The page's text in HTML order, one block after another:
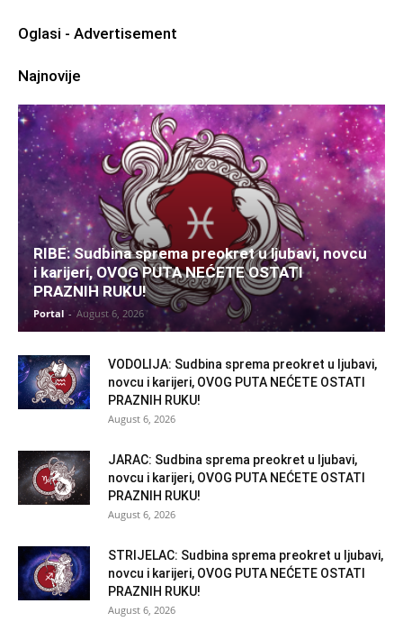
Oglasi - Advertisement
Najnovije
RIBE: Sudbina sprema preokret u ljubavi, novcu
i karijeri, OVOG PUTA NEĆETE OSTATI
PRAZNIH RUKU!
Portal - August 6, 2026
VODOLIJA: Sudbina sprema preokret u ljubavi,
novcu i karijeri, OVOG PUTA NEĆETE OSTATI
PRAZNIH RUKU!
August 6, 2026
JARAC: Sudbina sprema preokret u ljubavi,
novcu i karijeri, OVOG PUTA NEĆETE OSTATI
PRAZNIH RUKU!
August 6, 2026
STRIJELAC: Sudbina sprema preokret u ljubavi,
novcu i karijeri, OVOG PUTA NEĆETE OSTATI
PRAZNIH RUKU!
August 6, 2026